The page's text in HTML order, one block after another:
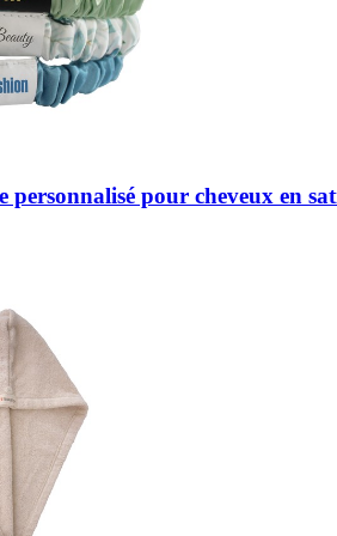
personnalisé pour cheveux en